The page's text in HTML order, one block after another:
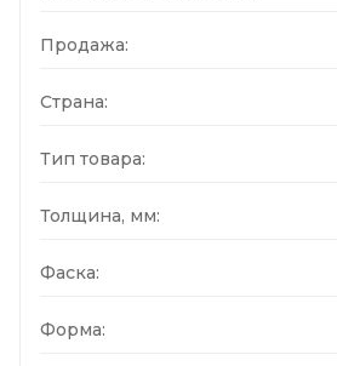
Продажа:
Страна:
Тип товара:
Толщина, мм:
Фаска:
Форма: